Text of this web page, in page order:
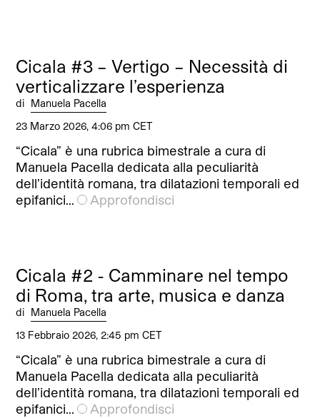
Cicala #3 – Vertigo – Necessità di
verticalizzare l’esperienza
di Manuela Pacella
23 Marzo 2026, 4:06 pm CET
“Cicala” è una rubrica bimestrale a cura di
Manuela Pacella dedicata alla peculiarità
dell’identità romana, tra dilatazioni temporali ed
epifanici…
Approfondisci
Cicala #2 - Camminare nel tempo
di Roma, tra arte, musica e danza
di Manuela Pacella
13 Febbraio 2026, 2:45 pm CET
“Cicala” è una rubrica bimestrale a cura di
Manuela Pacella dedicata alla peculiarità
dell’identità romana, tra dilatazioni temporali ed
epifanici…
Approfondisci